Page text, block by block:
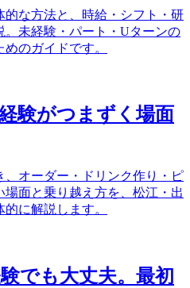
な方法と、時給・シフト・研
未経験・パート・Uターンの
のガイドです。
験がつまずく場面
オーダー・ドリンク作り・ピ
面と乗り越え方を、松江・出
に解説します。
でも大丈夫。最初